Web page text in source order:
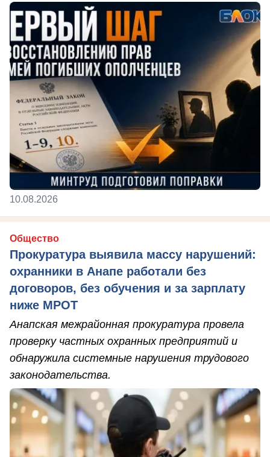
10.08.2026
Общество
Прокуратура выявила массу нарушений:
охранники в Анапе работали без
договоров, без обучения и за зарплату
ниже МРОТ
Анапская межрайонная прокуратура провела
проверку частных охранных предприятий и
обнаружила системные нарушения трудового
законодательства.